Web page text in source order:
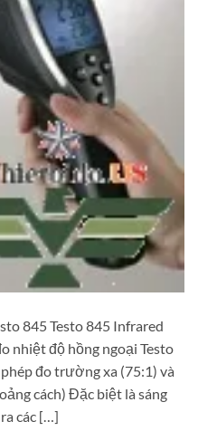
845 Testo 845 Infrared
nhiệt độ hồng ngoại Testo
đo trường xa (75:1) và
cách) Đặc biệt là sáng
các […]